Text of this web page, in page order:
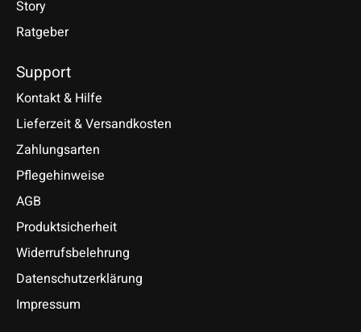
Story
Ratgeber
Support
Kontakt & Hilfe
Lieferzeit & Versandkosten
Zahlungsarten
Pflegehinweise
AGB
Produktsicherheit
Widerrufsbelehrung
Datenschutzerklärung
Impressum